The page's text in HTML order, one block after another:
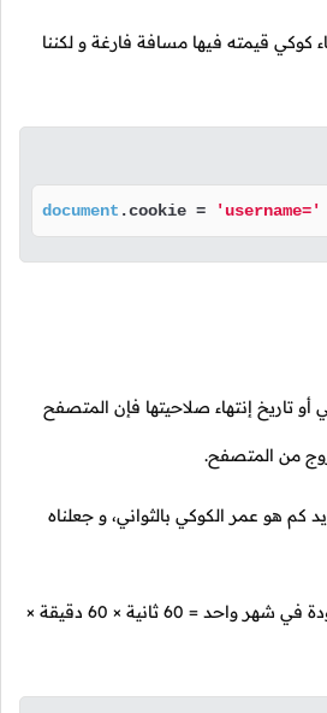
كوكي قيمته فيها مسافة فارغة و لكننا
document .cookie = 'username='
أو تاريخ إنتهاء صلاحيتها فإن المتصفح
من المتصفح.
كم هو عمر الكوكي بالثواني، و جعلناه
عدد الثواني الموجودة في شهر واحد = 60 ثانية × 60 دقيقة ×